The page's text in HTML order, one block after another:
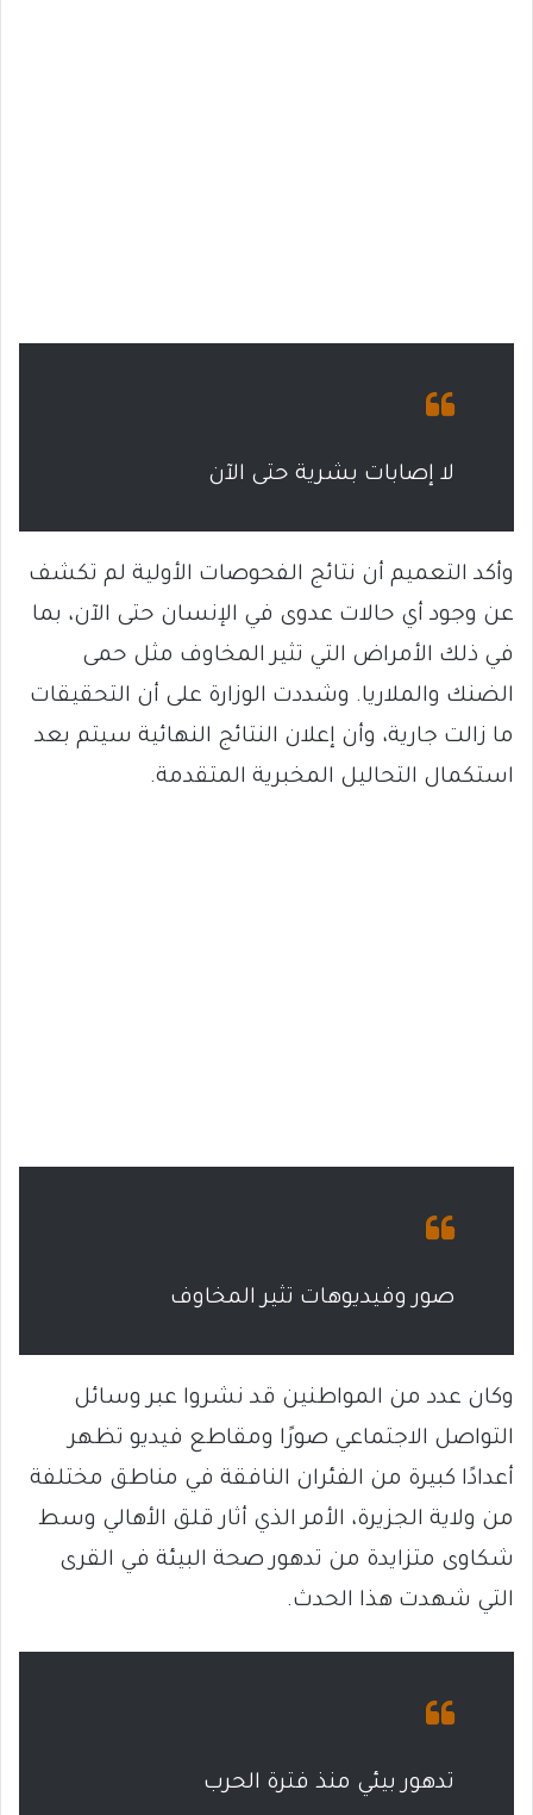
لا إصابات بشرية حتى الآن
وأكد التعميم أن نتائج الفحوصات الأولية لم تكشف
عن وجود أي حالات عدوى في الإنسان حتى الآن، بما
في ذلك الأمراض التي تثير المخاوف مثل حمى
الضنك والملاريا. وشددت الوزارة على أن التحقيقات
ما زالت جارية، وأن إعلان النتائج النهائية سيتم بعد
استكمال التحاليل المخبرية المتقدمة.
صور وفيديوهات تثير المخاوف
وكان عدد من المواطنين قد نشروا عبر وسائل
التواصل الاجتماعي صورًا ومقاطع فيديو تظهر
أعدادًا كبيرة من الفئران النافقة في مناطق مختلفة
من ولاية الجزيرة، الأمر الذي أثار قلق الأهالي وسط
شكاوى متزايدة من تدهور صحة البيئة في القرى
التي شهدت هذا الحدث.
تدهور بيئي منذ فترة الحرب